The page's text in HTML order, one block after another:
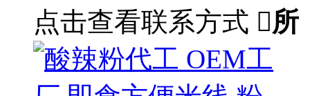
点击查看联系方式 所